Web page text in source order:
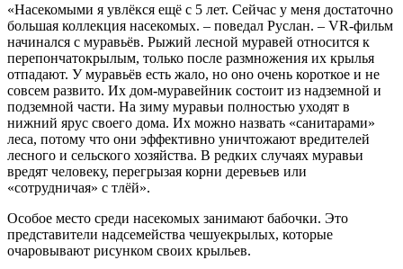
«Насекомыми я увлёкся ещё с 5 лет. Сейчас у меня достаточно
большая коллекция насекомых. – поведал Руслан. – VR-фильм
начинался с муравьёв. Рыжий лесной муравей относится к
перепончатокрылым, только после размножения их крылья
отпадают. У муравьёв есть жало, но оно очень короткое и не
совсем развито. Их дом-муравейник состоит из надземной и
подземной части. На зиму муравьи полностью уходят в
нижний ярус своего дома. Их можно назвать «санитарами»
леса, потому что они эффективно уничтожают вредителей
лесного и сельского хозяйства. В редких случаях муравьи
вредят человеку, перегрызая корни деревьев или
«сотрудничая» с тлёй».
Особое место среди насекомых занимают бабочки. Это
представители надсемейства чешуекрылых, которые
очаровывают рисунком своих крыльев.